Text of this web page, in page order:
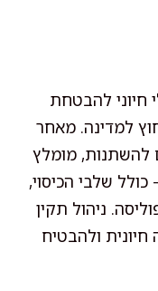
חיוני להבטחת
למדינה. מאחר
להשתנות, מומלץ
שלבי הכיסוי,
ניהול תקין
ולהבטיח